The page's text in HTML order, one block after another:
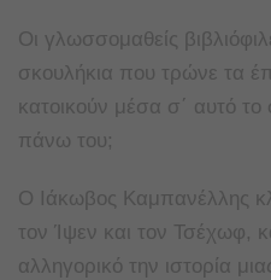
Οι γλωσσομαθείς
σκουλήκια που τρώνε τα
κατοικούν μέσα σ΄ αυτό το
πάνω του;
Ο Ιάκωβος Καμπανέλλης
τον Ίψεν και τον Τσέχωφ,
αλληγορικό την ιστορία